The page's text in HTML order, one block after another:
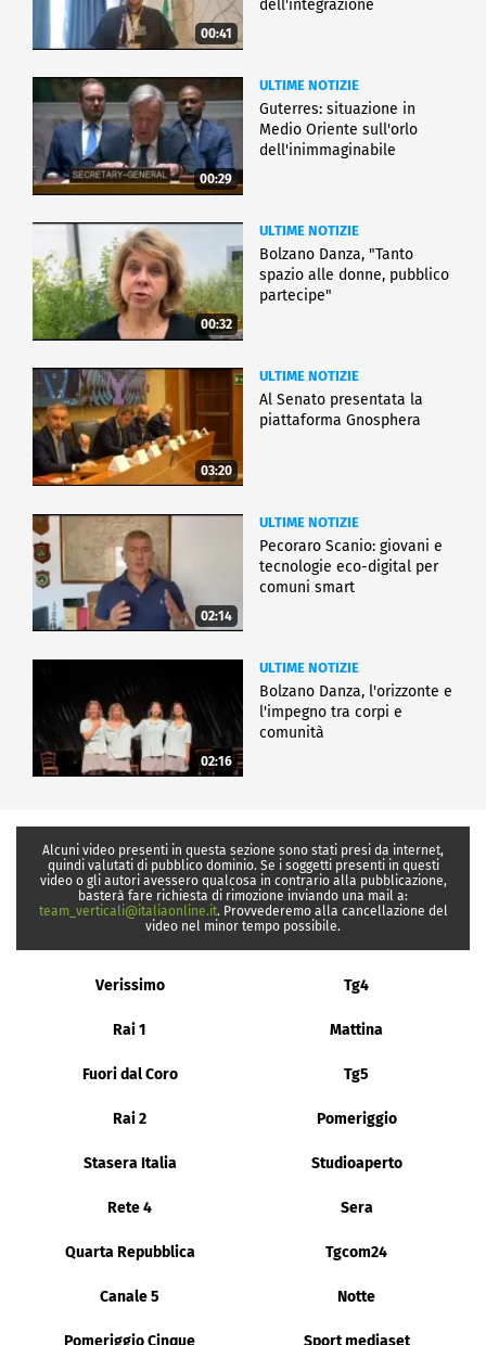
00:41
dell'integrazione
00:29
ULTIME NOTIZIE
Guterres: situazione in
Medio Oriente sull'orlo
dell'inimmaginabile
00:32
ULTIME NOTIZIE
Bolzano Danza, "Tanto
spazio alle donne, pubblico
partecipe"
03:20
ULTIME NOTIZIE
Al Senato presentata la
piattaforma Gnosphera
02:14
ULTIME NOTIZIE
Pecoraro Scanio: giovani e
tecnologie eco-digital per
comuni smart
02:16
ULTIME NOTIZIE
Bolzano Danza, l'orizzonte e
l'impegno tra corpi e
comunità
Alcuni video presenti in questa sezione sono stati presi da internet,
quindi valutati di pubblico dominio. Se i soggetti presenti in questi
video o gli autori avessero qualcosa in contrario alla pubblicazione,
basterà fare richiesta di rimozione inviando una mail a:
team_verticali@italiaonline.it. Provvederemo alla cancellazione del
video nel minor tempo possibile.
Verissimo Tg4
Rai 1 Mattina
Fuori dal Coro Tg5
Rai 2 Pomeriggio
Stasera Italia Studioaperto
Rete 4 Sera
Quarta Repubblica Tgcom24
Canale 5 Notte
Pomeriggio Cinque Sport mediaset